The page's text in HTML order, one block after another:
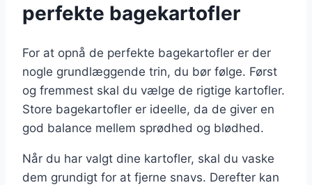
perfekte bagekartofler
For at opnå de perfekte bagekartofler er der
nogle grundlæggende trin, du bør følge. Først
og fremmest skal du vælge de rigtige kartofler.
Store bagekartofler er ideelle, da de giver en
god balance mellem sprødhed og blødhed.
Når du har valgt dine kartofler, skal du vaske
dem grundigt for at fjerne snavs. Derefter kan